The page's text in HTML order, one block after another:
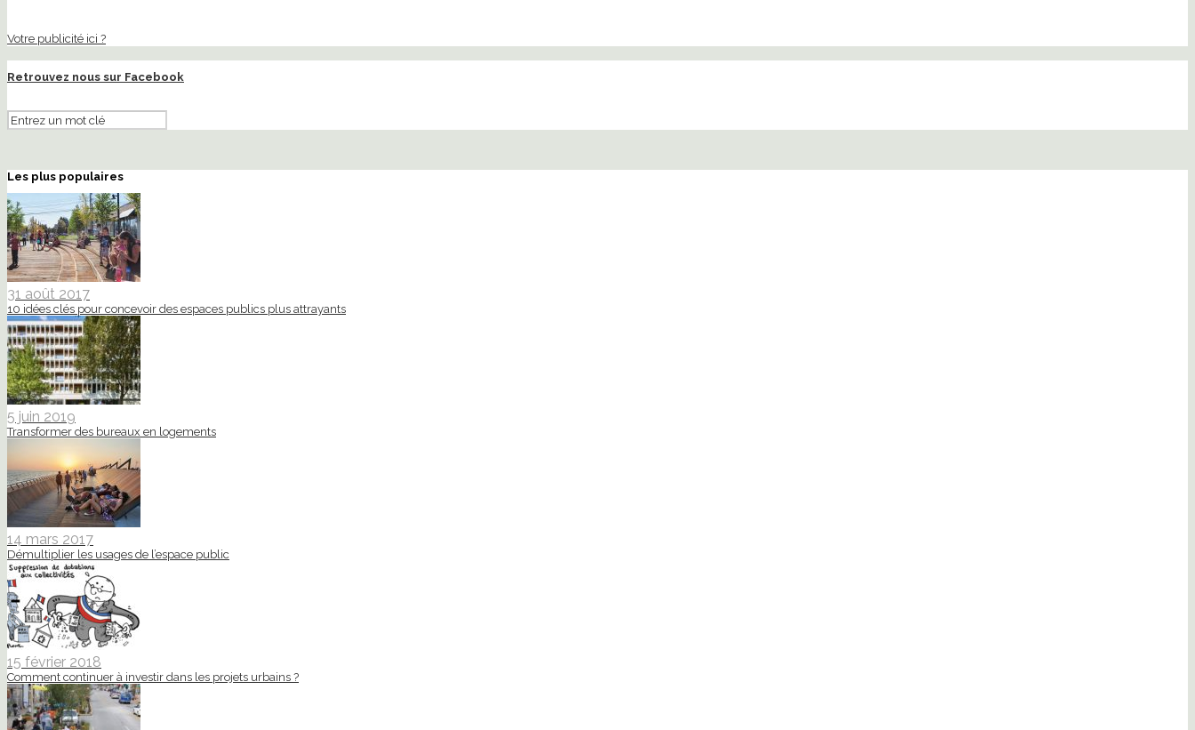
Votre publicité ici ?
Retrouvez nous sur Facebook
Les plus populaires
31 août 2017
10 idées clés pour concevoir des espaces publics plus attrayants
5 juin 2019
Transformer des bureaux en logements
14 mars 2017
Démultiplier les usages de l’espace public
15 février 2018
Comment continuer à investir dans les projets urbains ?